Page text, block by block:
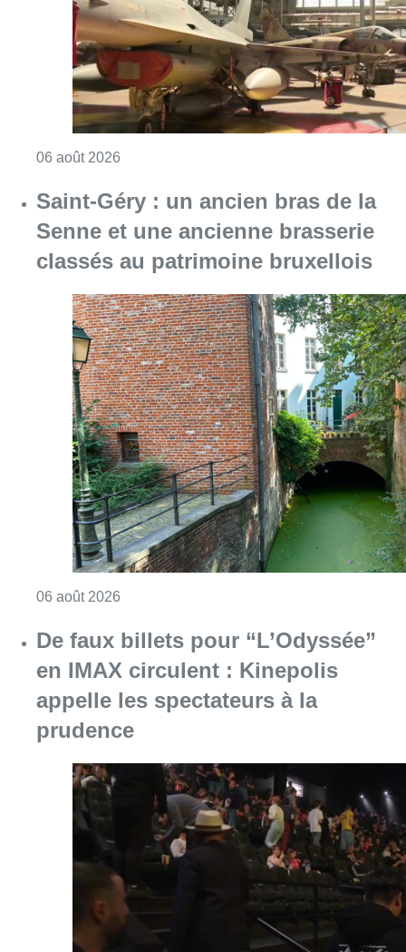
classés au patrimoine bruxellois
06 août 2026Consulter l'article "Saint-Géry : un ancien
De faux billets pour “L’Odyssée”
en IMAX circulent : Kinepolis
appelle les spectateurs à la
prudence
06 août 2026 Consulter l'article "De faux billets pour
La police lance un avis de
recherche après le viol d’une
femme de 33 ans à Bruxelles